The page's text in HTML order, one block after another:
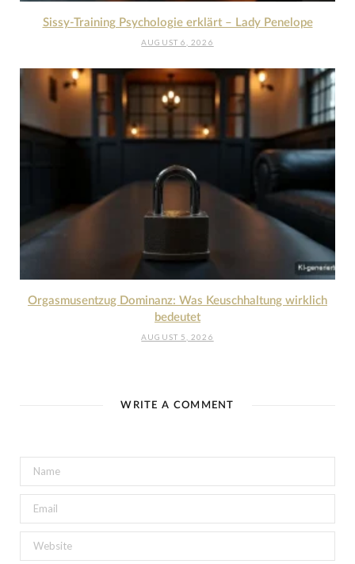
Sissy-Training Psychologie erklärt – Lady Penelope
AUGUST 6, 2026
Orgasmusentzug Dominanz: Was Keuschhaltung wirklich
bedeutet
AUGUST 5, 2026
WRITE A COMMENT